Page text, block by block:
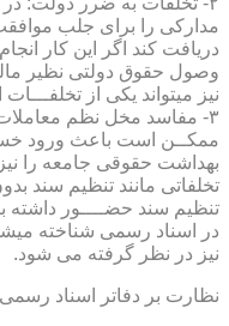
مدارکی را برای جلب
دریافت کند اگر این کار
وصول حقوق دولتی نظیر
نیز میتواند یکی از
۳- مفاسد مخل نظم
ممکــن است باعث ورود
بهداشت حقوقی جامعه را نیز
تخلفاتی مانند تنظیم سند
در اسناد رسمی شناخته
نیز در نظر گرفته می شود.
نظارت بر دفاتر اسناد